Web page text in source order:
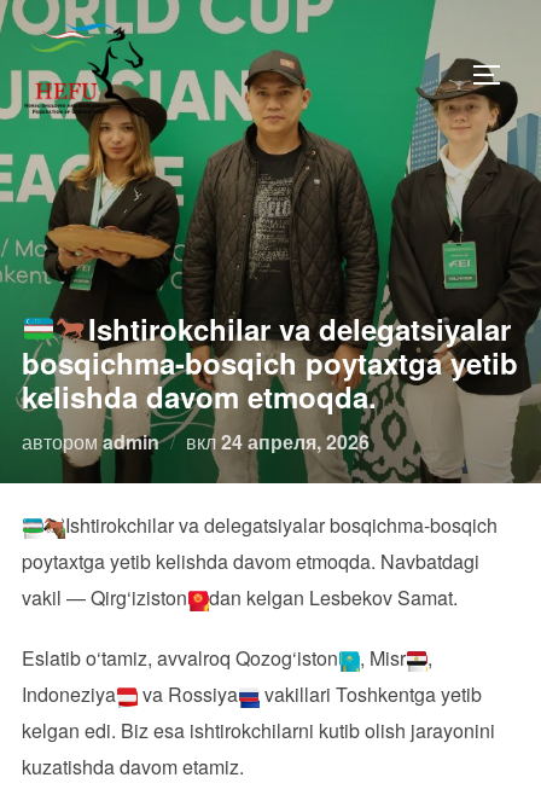
Перейти
содержимому
Ishtirokchilar va delegatsiyalar
bosqichma-bosqich poytaxtga yetib
kelishda davom etmoqda.
авторомadmin вклОпубликовано
24 апреля, 2026
Ishtirokchilar va delegatsiyalar bosqichma-bosqich
poytaxtga yetib kelishda davom etmoqda. Navbatdagi
vakil — Qirg‘iziston
dan kelgan Lesbekov Samat.
Eslatib o‘tamiz, avvalroq Qozog‘iston , Misr
,
Indoneziya
va Rossiya
vakillari Toshkentga yetib
kelgan edi. Biz esa ishtirokchilarni kutib olish jarayonini
kuzatishda davom etamiz.